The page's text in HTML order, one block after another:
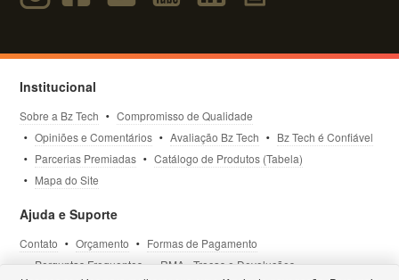
Institucional
Sobre a Bz Tech
Compromisso de Qualidade
Opiniões e Comentários
Avaliação Bz Tech
Bz Tech é Confiável
Parcerias Premiadas
Catálogo de Produtos (Tabela)
Mapa do Site
Ajuda e Suporte
Contato Orçamento
Formas de Pagamento
Perguntas Frequentes
RMA - Trocas e Devoluções